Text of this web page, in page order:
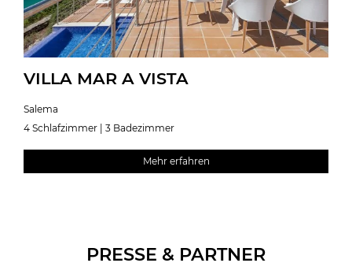
VILLA MAR A VISTA
Salema
4 Schlafzimmer | 3 Badezimmer
Mehr erfahren
PRESSE & PARTNER